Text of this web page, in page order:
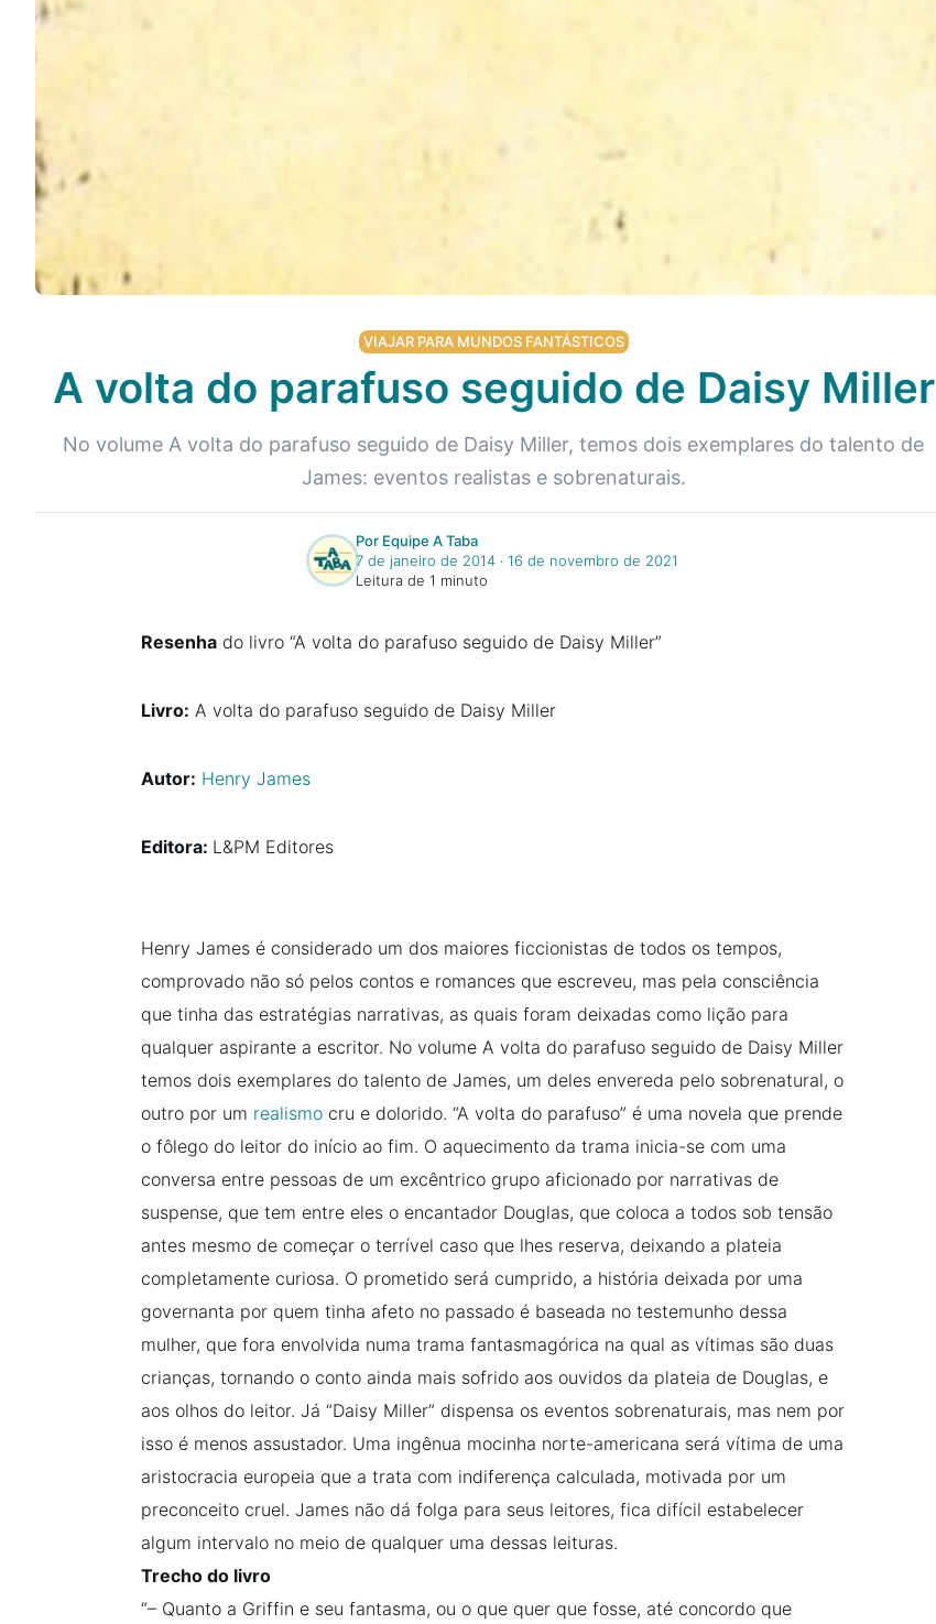
Taba na Escola
VIAJAR PARA MUNDOS FANTÁSTICOS
A volta do parafuso seguido de Daisy Miller
No volume A volta do parafuso seguido de Daisy Miller, temos dois exemplares do talento de
James: eventos realistas e sobrenaturais.
Por Equipe A Taba
7 de janeiro de 2014‧ 16 de novembro de 2021
Leitura de 1 minuto
Resenha do livro “A volta do parafuso seguido de Daisy Miller”
Livro: A volta do parafuso seguido de Daisy Miller
Autor: Henry James
Editora: L&PM Editores
Henry James é considerado um dos maiores ficcionistas de todos os tempos,
comprovado não só pelos contos e romances que escreveu, mas pela consciência
que tinha das estratégias narrativas, as quais foram deixadas como lição para
qualquer aspirante a escritor. No volume A volta do parafuso seguido de Daisy Miller
temos dois exemplares do talento de James, um deles envereda pelo sobrenatural, o
outro por um realismo cru e dolorido. “A volta do parafuso” é uma novela que prende
o fôlego do leitor do início ao fim. O aquecimento da trama inicia-se com uma
conversa entre pessoas de um excêntrico grupo aficionado por narrativas de
suspense, que tem entre eles o encantador Douglas, que coloca a todos sob tensão
antes mesmo de começar o terrível caso que lhes reserva, deixando a plateia
completamente curiosa. O prometido será cumprido, a história deixada por uma
governanta por quem tinha afeto no passado é baseada no testemunho dessa
mulher, que fora envolvida numa trama fantasmagórica na qual as vítimas são duas
crianças, tornando o conto ainda mais sofrido aos ouvidos da plateia de Douglas, e
aos olhos do leitor. Já “Daisy Miller” dispensa os eventos sobrenaturais, mas nem por
isso é menos assustador. Uma ingênua mocinha norte-americana será vítima de uma
aristocracia europeia que a trata com indiferença calculada, motivada por um
preconceito cruel. James não dá folga para seus leitores, fica difícil estabelecer
algum intervalo no meio de qualquer uma dessas leituras.
Trecho do livro
“– Quanto a Griffin e seu fantasma, ou o que quer que fosse, até concordo que